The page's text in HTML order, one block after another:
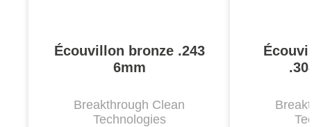
Écouvillon bronze .243
6mm
Breakthrough Clean
Technologies
.308